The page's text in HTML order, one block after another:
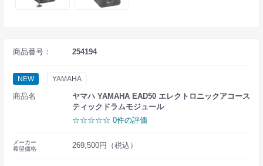
商品番号： 254194
NEW YAMAHA
商品名
ヤマハ YAMAHA EAD50 エレクトロニックアコース
ティックドラムモジュール
☆☆☆☆☆ 0件の評価
メーカー
希望価格
269,500円（税込）